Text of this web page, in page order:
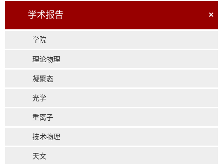
学术报告 ×
学院
理论物理
凝聚态
光学
重离子
技术物理
天文